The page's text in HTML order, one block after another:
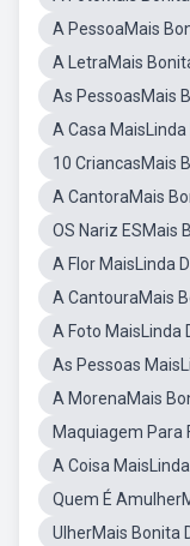
A PessoaMais
A LetraMais
As PessoasMais
A Casa MaisLinda
10 CriancasMais
A CantoraMais
OS Nariz ESMais
A Flor MaisLinda
A CantouraMais
A Foto MaisLinda
As Pessoas
A MorenaMais
Maquiagem Para
A Coisa
Quem É
UlherMais Bonita